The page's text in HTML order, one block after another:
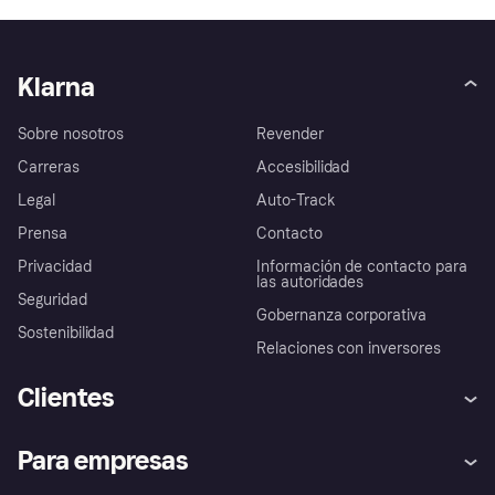
Klarna
Sobre nosotros
Carreras
Legal
Prensa
Privacidad
Seguridad
Sostenibilidad
Revender
Accesibilidad
Auto-Track
Contacto
Información de contacto para
las autoridades
Gobernanza corporativa
Relaciones con inversores
Clientes
Inicio de sesión
Para empresas